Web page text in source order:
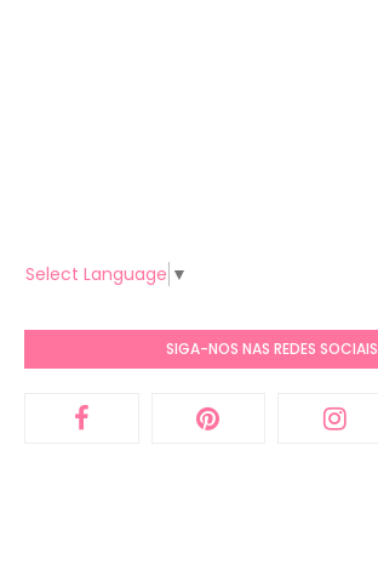
Select Language ▼
SIGA-NOS NAS REDES SOCIAIS